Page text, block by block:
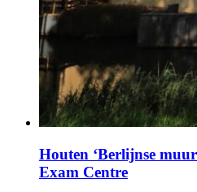
Houten ‘Berlijnse
Exam Centre